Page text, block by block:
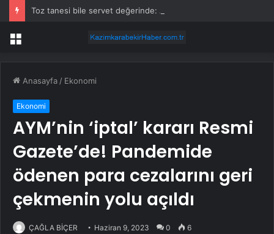
Menü
Anasayfa / Ekonomi
Ekonomi
AYM’nin ‘iptal’ kararı Resmi
Gazete’de! Pandemide
ödenen para cezalarını geri
çekmenin yolu açıldı
ÇAĞLA BİÇER Haziran 9, 2023 0 6